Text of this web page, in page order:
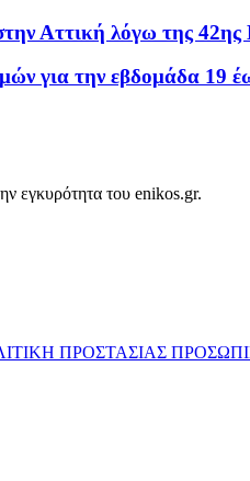
Αττική λόγω της
για την εβδομάδα 19
εγκυρότητα του enikos.gr.
ΠΡΟΣΤΑΣΙΑΣ